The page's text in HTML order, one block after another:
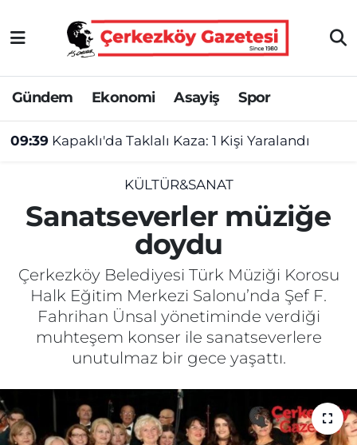
Gündem Ekonomi Asayiş Spor
09:39 Kapaklı'da Taklalı Kaza: 1 Kişi Yaralandı
KÜLTÜR&SANAT
Sanatseverler müziğe
doydu
Çerkezköy Belediyesi Türk Müziği Korosu
Halk Eğitim Merkezi Salonu’nda Şef F.
Fahrihan Ünsal yönetiminde verdiği
muhteşem konser ile sanatseverlere
unutulmaz bir gece yaşattı.
Asayiş
Ekonomi
Gündem
Kültür&Sanat
Manşet
SAĞLIK
Spor
Gizlilik Sözleşmesi
İletişim
Tekirdağ Nöbetçi Eczaneler
Tekirdağ Hava Durumu
Tekirdağ Namaz Vakitleri
Tekirdağ Trafik Yoğunluk Haritası
Süper Lig Puan Durumu ve Fikstür
Tüm Manşetler
Son Dakika Haberleri
Haber Arşivi